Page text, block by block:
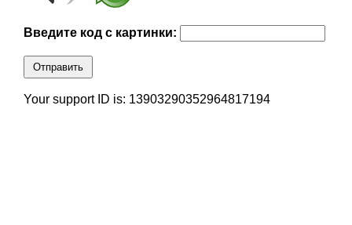
Введите код с картинки:
Отправить
Your support ID is: 13903290352964817194